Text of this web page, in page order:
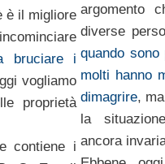
è il migliore
bruciare i
vogliamo
proprietà
contiene i
argomento
diverse
quando
molti hanno
dimagrire,
la
ancora